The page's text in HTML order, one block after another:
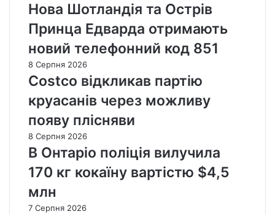
Нова Шотландія та Острів
Принца Едварда отримають
новий телефонний код 851
8 Серпня 2026
Costco відкликав партію
круасанів через можливу
появу плісняви
8 Серпня 2026
В Онтаріо поліція вилучила
170 кг кокаїну вартістю $4,5
млн
7 Серпня 2026